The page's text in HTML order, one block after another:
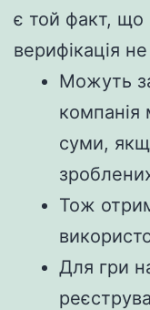
є той факт, що
верифікація
Можуть
компанія
суми,
Тож
Для гри